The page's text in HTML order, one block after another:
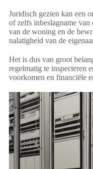
Juridisch gezien kan een
of zelfs inbeslagname
van de woning en de
nalatigheid van de
Het is dus van groot
regelmatig te inspecteren
voorkomen en financiële